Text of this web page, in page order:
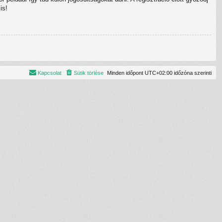
Minden időpont UTC+02:00 időzóna szerinti
Sütik törlése
Kapcsolat